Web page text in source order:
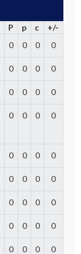
P p c
+/-
0 0 0 0
0 0 0 0
0 0 0 0
0 0 0 0
0 0 0 0
0 0 0 0
0 0 0 0
0 0 0 0
0 0 0 0